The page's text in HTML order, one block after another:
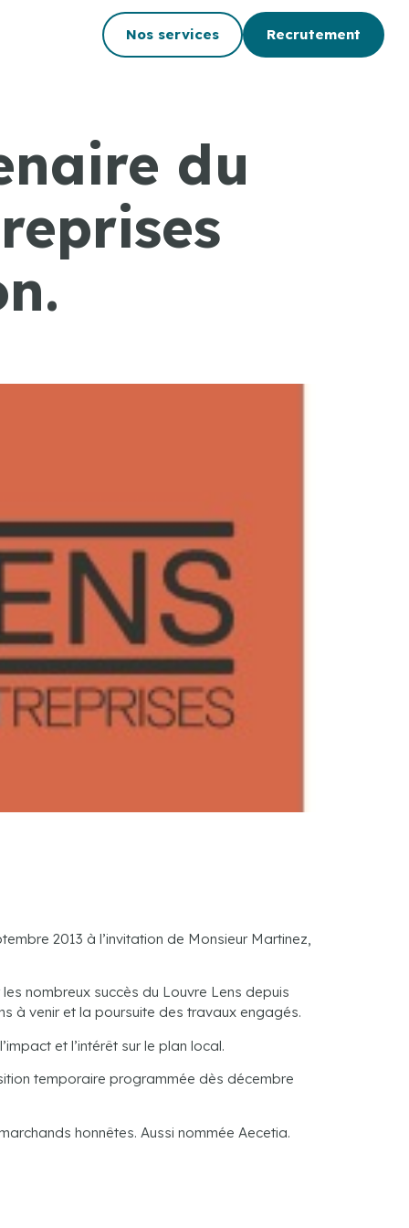
Nos services Recrutement
du
2013 à l’invitation de Monsieur Martinez,
nombreux succès du Louvre Lens depuis
à venir et la poursuite des travaux engagés.
et l’intérêt sur le plan local.
temporaire programmée dès décembre
honnêtes. Aussi nommée Aecetia.